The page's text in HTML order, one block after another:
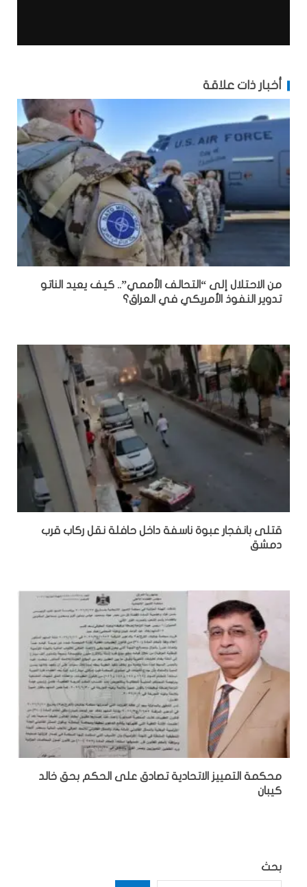
أخبار ذات علاقة
من الاحتلال إلى “التحالف الأممي”.. كيف يعيد الناتو
تدوير النفوذ الأمريكي في العراق؟
قتلى بانفجار عبوة ناسفة داخل حافلة نقل ركاب قرب
دمشق
محكمة التمييز الاتحادية تصادق على الحكم بحق خالد
كيبان
بحث